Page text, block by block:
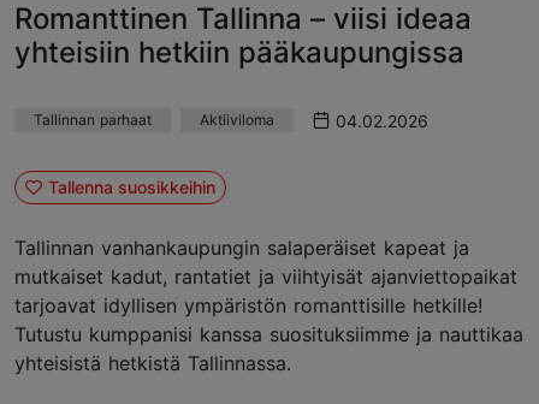
Romanttinen Tallinna – viisi ideaa
yhteisiin hetkiin pääkaupungissa
Tallinnan parhaat Aktiiviloma 04.02.2026
Tallenna suosikkeihin
Tallinnan vanhankaupungin salaperäiset kapeat ja
mutkaiset kadut, rantatiet ja viihtyisät ajanviettopaikat
tarjoavat idyllisen ympäristön romanttisille hetkille!
Tutustu kumppanisi kanssa suosituksiimme ja nauttikaa
yhteisistä hetkistä Tallinnassa.